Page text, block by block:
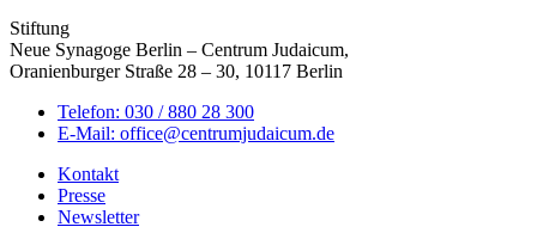
Stiftung
Neue Synagoge Berlin – Centrum Judaicum,
Oranienburger Straße 28 – 30, 10117 Berlin
Telefon: 030 / 880 28 300
E-Mail: office@centrumjudaicum.de
Kontakt
Presse
Newsletter